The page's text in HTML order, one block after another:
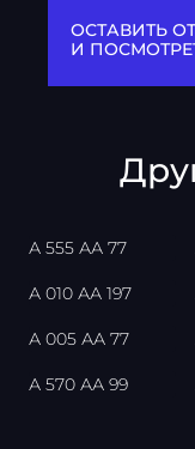
ОСТАВИТЬ
И
А 555 АА 77
А 010 АА 197
А 005 АА 77
А 570 АА 99